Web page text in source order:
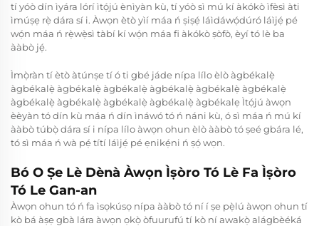
tí yóò dín ìyára lórí ìtọ́jú ènìyàn kù, tí yóò sì mú kí àkókò ìfèsì àti
ìmúṣẹ rẹ̀ dára sí i. Àwọn ètò yìí máa ń ṣiṣẹ́ láìdáwọ́dúró láìjẹ́ pé
wọ́n máa ń rẹ̀wẹ̀sì tàbí kí wọ́n máa fi àkókò ṣòfò, èyí tó lè ba
ààbò jẹ́.
Ìmọ̀ràn tí ètò àtúnṣe tí ó ti gbé jáde nípa lílo èlò àgbékalẹ̀
àgbékalẹ̀ àgbékalẹ̀ àgbékalẹ̀ àgbékalẹ̀ àgbékalẹ̀ àgbékalẹ̀
àgbékalẹ̀ àgbékalẹ̀ àgbékalẹ̀ àgbékalẹ̀ àgbékalẹ Ìtọ́jú àwọn
èèyàn tó dín kù máa ń dín ìnáwó tó ń náni kù, ó sì máa ń mú kí
ààbò túbọ̀ dára sí i nípa lílo àwọn ohun èlò ààbò tó ṣeé gbára lé,
tó sì máa ń wà pẹ́ títí láìjẹ́ pé ẹnikẹ́ni ń ṣọ́ wọn.
Bó O Ṣe Lè Dènà Àwọn Ìṣòro Tó Lè Fa Ìṣòro
Tó Le Gan-an
Àwọn ohun tó ń fa ìsọkúsọ nípa ààbò tó ní í ṣe pẹ̀lú àwọn ohun tí
kò bá àṣẹ gbà lára àwọn ọkọ̀ òfuurufú tí kò ní awakọ̀ alágbèéká